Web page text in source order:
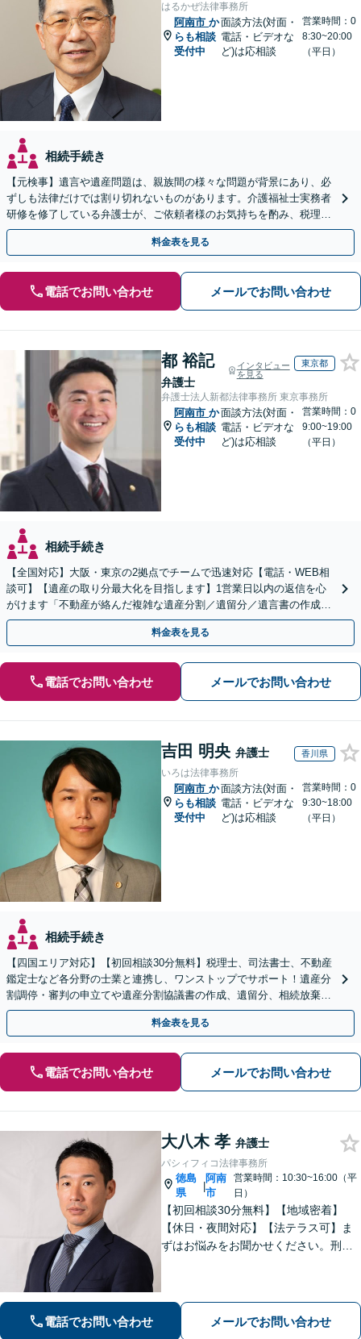
はるかぜ法律事務所
阿南市 か
らも相談
受付中
面談方法(対面・
電話・ビデオな
ど)は応相談
営業時間：0
8:30~20:00
（平日）
相続手続き
【元検事】遺言や遺産問題は、親族間の様々な問題が背景にあり、必
ずしも法律だけでは割り切れないものがあります。介護福祉士実務者
研修を修了している弁護士が、ご依頼者様のお気持ちを酌み、税理士
など他士業とも密接に連携しながら丁寧に対応いたします。
料金表を見る
電話でお問い合わせ メールでお問い合わせ
都 裕記
弁護士
インタビュー
を見る
東京都
弁護士法人新都法律事務所 東京事務所
阿南市 か
らも相談
受付中
面談方法(対面・
電話・ビデオな
ど)は応相談
営業時間：0
9:00~19:00
（平日）
相続手続き
【全国対応】大阪・東京の2拠点でチームで迅速対応【電話・WEB相
談可】【遺産の取り分最大化を目指します】1営業日以内の返信を心
がけます「不動産が絡んだ複雑な遺産分割／遺留分／遺言書の作成・
執行／事業承継など、お任せください」【休日相談あり】
料金表を見る
電話でお問い合わせ メールでお問い合わせ
吉田 明央 弁護士 香川県
いろは法律事務所
阿南市 か
らも相談
受付中
面談方法(対面・
電話・ビデオな
ど)は応相談
営業時間：0
9:30~18:00
（平日）
相続手続き
【四国エリア対応】【初回相談30分無料】税理士、司法書士、不動産
鑑定士など各分野の士業と連携し、ワンストップでサポート！遺産分
割調停・審判の申立てや遺産分割協議書の作成、遺留分、相続放棄、
遺言書など幅広いご相談に対応【オンライン面談OK】
料金表を見る
電話でお問い合わせ メールでお問い合わせ
大八木 孝 弁護士
パシィフィコ法律事務所
徳島
県
|
阿南
市
営業時間：10:30~16:00（平
日）
【初回相談30分無料】【地域密着】
【休日・夜間対応】【法テラス可】ま
ずはお悩みをお聞かせください。刑事
状況から抜け出すお手伝いをします。
電話でお問い合わせ メールでお問い合わせ